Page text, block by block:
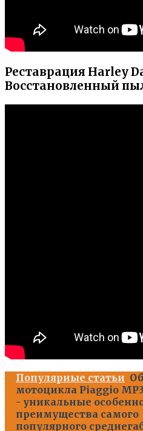
Реставрация Harley
Восстановленный
Популярные статьи
мотоцикла Piaggio
- уникальные
преимущества самого
популярного